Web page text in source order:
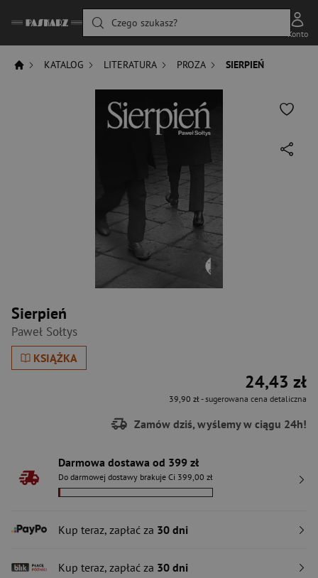
Czego szukasz?
Konto
KATALOG LITERATURA PROZA SIERPIEŃ
Sierpień
Paweł Sołtys
KSIĄŻKA
24,43 zł
39,90 zł- sugerowana cena detaliczna
Zamów dziś, wyślemy w ciągu 24h!
Darmowa dostawa od 399 zł
Do darmowej dostawy brakuje Ci 399,00 zł
Kup teraz, zapłać za 30 dni
Kup teraz, zapłać za 30 dni